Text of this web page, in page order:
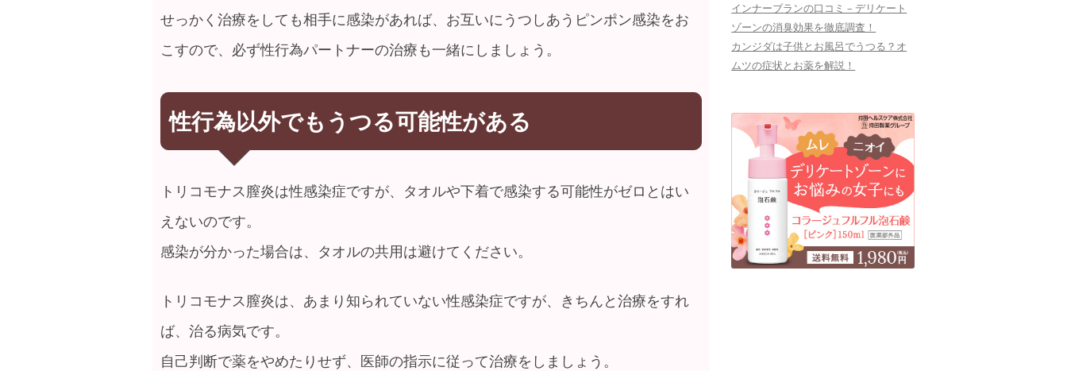
せっかく治療をしても相手に感染があれば、お互いにうつしあうピンポン感染をお
こすので、必ず性行為パートナーの治療も一緒にしましょう。
性行為以外でもうつる可能性がある
トリコモナス膣炎は性感染症ですが、タオルや下着で感染する可能性がゼロとはい
えないのです。
感染が分かった場合は、タオルの共用は避けてください。
トリコモナス膣炎は、あまり知られていない性感染症ですが、きちんと治療をすれ
ば、治る病気です。
自己判断で薬をやめたりせず、医師の指示に従って治療をしましょう。
インナーブランの口コミ – デリケート
ゾーンの消臭効果を徹底調査！
カンジダは子供とお風呂でうつる？オ
ムツの症状とお薬を解説！